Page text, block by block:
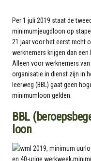
Per 1 juli 2019 staat de
minimumjeugdloon op
21 jaar voor het eerst recht
werknemers krijgen dan
Alleen voor werknemers
organisatie in dienst zijn in
leerweg (BBL) gaat geen
minimumloon gelden.
BBL
loon